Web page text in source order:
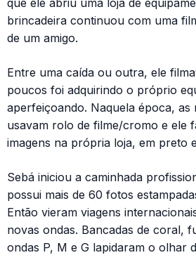
que ele abriu uma loja de
brincadeira continuou com uma
de um amigo.
Entre uma caída ou outra, ele
poucos foi adquirindo o próprio
aperfeiçoando. Naquela época, as
usavam rolo de filme/cromo e ele
imagens na própria loja, em preto
Sebá iniciou a caminhada
possui mais de 60 fotos
Então vieram viagens
novas ondas. Bancadas de coral,
ondas P, M e G lapidaram o olhar